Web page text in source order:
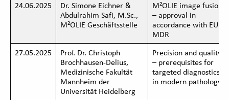
24.06.2025
Dr. Simone Eichner &
Abdulrahim Safi, M.Sc.,
M²OLIE Geschäftsstelle
M²OLIE image fusion
– approval in
accordance with EU
MDR
27.05.2025
Prof. Dr. Christoph
Brochhausen-Delius,
Medizinische Fakultät
Mannheim der
Universität Heidelberg
Precision and quality
– prerequisites for
targeted diagnostics
in modern pathology